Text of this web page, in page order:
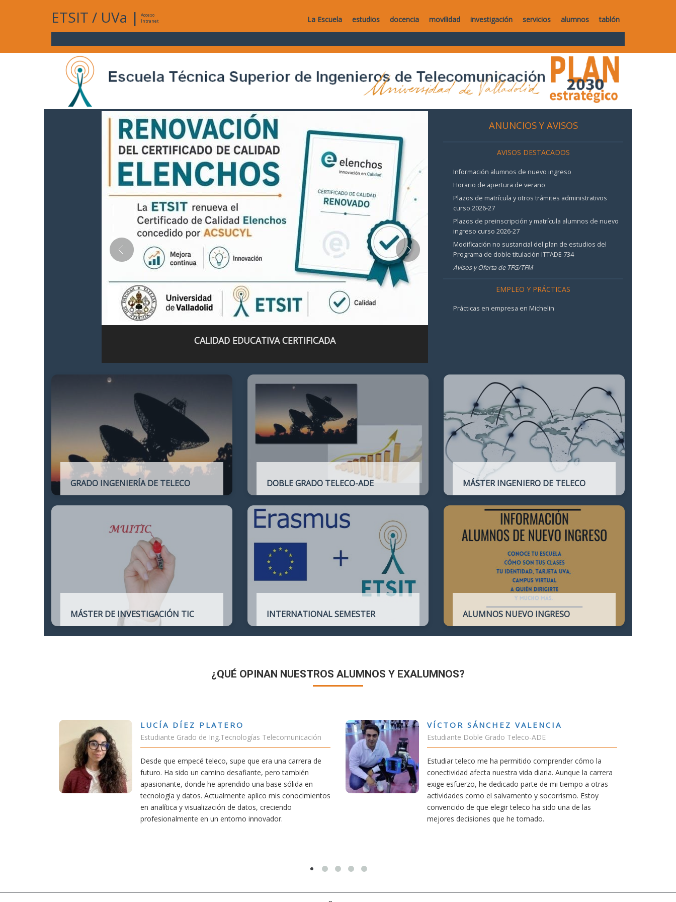
ETSIT / UVa |
Acceso
Intranet
La Escuela estudios docencia movilidad investigación servicios alumnos tablón
CALIDAD EDUCATIVA CERTIFICADA
ANUNCIOS Y AVISOS
AVISOS DESTACADOS
Información alumnos de nuevo ingreso
Horario de apertura de verano
Plazos de matrícula y otros trámites administrativos
curso 2026-27
Plazos de preinscripción y matrícula alumnos de nuevo
ingreso curso 2026-27
Modificación no sustancial del plan de estudios del
Programa de doble titulación ITTADE 734
Avisos y Oferta de TFG/TFM
EMPLEO Y PRÁCTICAS
Prácticas en empresa en Michelin
GRADO INGENIERÍA DE TELECO DOBLE GRADO TELECO-ADE
Ingeniería de Telecomunicación con la de
Administración y Dirección de Empresas
MÁSTER INGENIERO DE TELECO
profesionales del Ingeniero de
Telecomunicación y que habilita para el
ejercicio de la profesión.
MÁSTER DE INVESTIGACIÓN TIC INTERNATIONAL SEMESTER ALUMNOS NUEVO INGRESO
¿QUÉ OPINAN NUESTROS ALUMNOS Y EXALUMNOS?
LUCÍA DÍEZ PLATERO
Estudiante Grado de Ing.Tecnologías Telecomunicación
Desde que empecé teleco, supe que era una carrera de
futuro. Ha sido un camino desafiante, pero también
apasionante, donde he aprendido una base sólida en
tecnología y datos. Actualmente aplico mis conocimientos
en analítica y visualización de datos, creciendo
profesionalmente en un entorno innovador.
VÍCTOR SÁNCHEZ VALENCIA
Estudiante Doble Grado Teleco-ADE
Estudiar teleco me ha permitido comprender cómo la
conectividad afecta nuestra vida diaria. Aunque la carrera
exige esfuerzo, he dedicado parte de mi tiempo a otras
actividades como el salvamento y socorrismo. Estoy
convencido de que elegir teleco ha sido una de las
En cualquier carrera
mía siempre ha sido poder
carrera de teleco me dará
Aunque al principio
mereció la pena por las